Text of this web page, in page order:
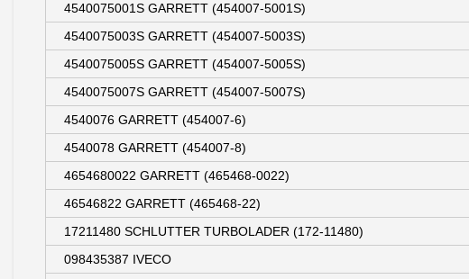
4540075001S GARRETT (454007-5001S)
4540075003S GARRETT (454007-5003S)
4540075005S GARRETT (454007-5005S)
4540075007S GARRETT (454007-5007S)
4540076 GARRETT (454007-6)
4540078 GARRETT (454007-8)
4654680022 GARRETT (465468-0022)
46546822 GARRETT (465468-22)
17211480 SCHLUTTER TURBOLADER (172-11480)
098435387 IVECO